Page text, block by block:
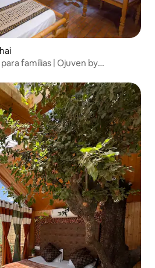
famílias | Ojuven by